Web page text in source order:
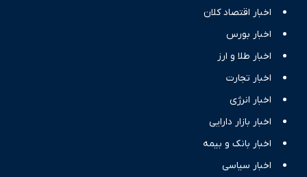
اخبار اقتصاد کلان
اخبار بورس
اخبار طلا و ارز
اخبار تجارت
اخبار انرژی
اخبار بازار دارایی
اخبار بانک و بیمه
اخبار سیاسی